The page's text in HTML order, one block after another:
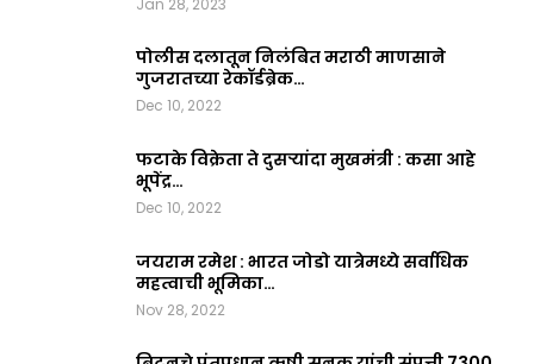
पोलीस दलातून निलंबित मराठी माणसाने
गुजरातच्या रेकॉर्डब्रेक…
Dec 10, 2022
फटाके विक्रेता ते दुसऱ्यांदा मुखमंत्री : कसा आहे
भूपेंद्र…
Dec 10, 2022
जयराम रमेश : भारत जोडो यात्रेमध्ये सर्वाधिक
महत्वाची भूमिका…
Nov 28, 2022